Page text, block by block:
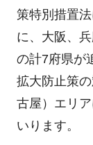
策特別措置
に、大阪、
の計7府県が
拡大防止策
古屋）エリ
いります。